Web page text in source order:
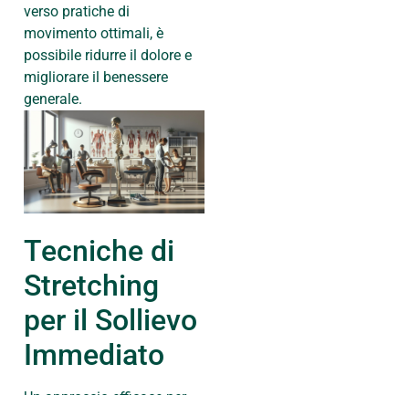
verso pratiche di
movimento ottimali, è
possibile ridurre il dolore e
migliorare il benessere
generale.
Tecniche di
Stretching
per il Sollievo
Immediato